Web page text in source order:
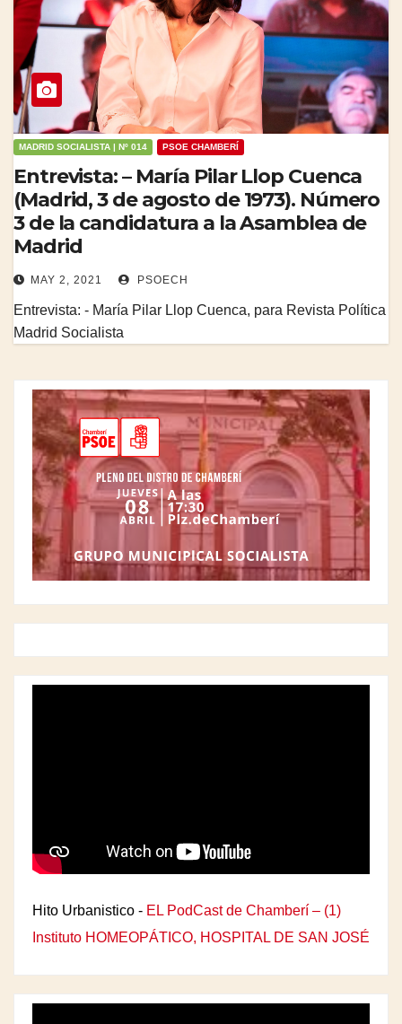
MADRID SOCIALISTA | Nº 014 PSOE CHAMBERÍ
Entrevista: – María Pilar Llop Cuenca
(Madrid, 3 de agosto de 1973). Número
3 de la candidatura a la Asamblea de
Madrid
MAY 2, 2021 PSOECH
Entrevista: - María Pilar Llop Cuenca, para Revista Política
Madrid Socialista
Hito Urbanistico - EL PodCast de Chamberí – (1)
Instituto HOMEOPÁTICO, HOSPITAL DE SAN JOSÉ